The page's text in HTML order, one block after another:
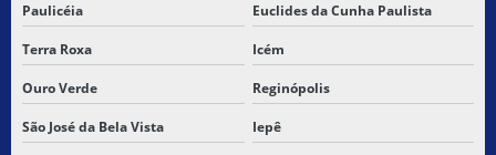
Paulicéia Euclides da Cunha Paulista
Terra Roxa Icém
Ouro Verde Reginópolis
São José da Bela Vista Iepê